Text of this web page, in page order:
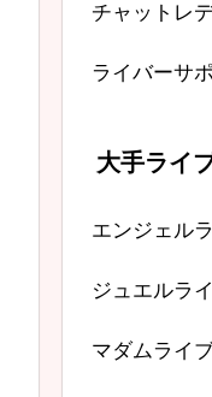
チャットレ
ライバーサ
大手ライ
エンジェル
ジュエルラ
マダムライ